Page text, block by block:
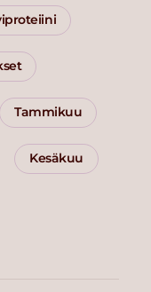
Tammikuu
Kesäkuu